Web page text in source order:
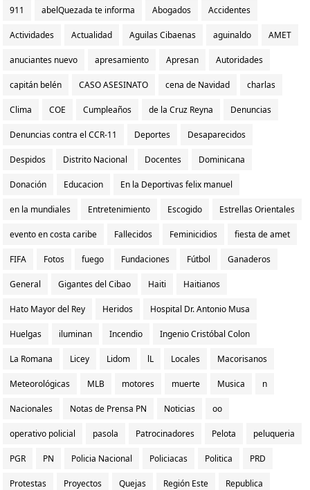
911 abelQuezada te informa Abogados Accidentes
Actividades Actualidad Aguilas Cibaenas aguinaldo AMET
anuciantes nuevo apresamiento Apresan Autoridades
capitán belén CASO ASESINATO cena de Navidad charlas
Clima COE Cumpleaños de la Cruz Reyna Denuncias
Denuncias contra el CCR-11 Deportes Desaparecidos
Despidos Distrito Nacional Docentes Dominicana
Donación Educacion En la Deportivas felix manuel
en la mundiales Entretenimiento Escogido Estrellas Orientales
evento en costa caribe Fallecidos Feminicidios fiesta de amet
FIFA Fotos fuego Fundaciones Fútbol Ganaderos
General Gigantes del Cibao Haiti Haitianos
Hato Mayor del Rey Heridos Hospital Dr. Antonio Musa
Huelgas iluminan Incendio Ingenio Cristóbal Colon
La Romana Licey Lidom lL Locales Macorisanos
Meteorológicas MLB motores muerte Musica n
Nacionales Notas de Prensa PN Noticias oo
operativo policial pasola Patrocinadores Pelota peluqueria
PGR PN Policia Nacional Policiacas Politica PRD
Protestas Proyectos Quejas Región Este Republica